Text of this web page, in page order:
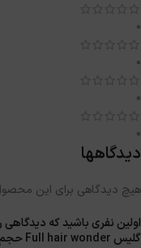
0
0
0
0
دیدگاهها
هیچ دیدگاهی برای این
اولین نفری باشید که
گلیس Full hair wonder حجم 200میل”